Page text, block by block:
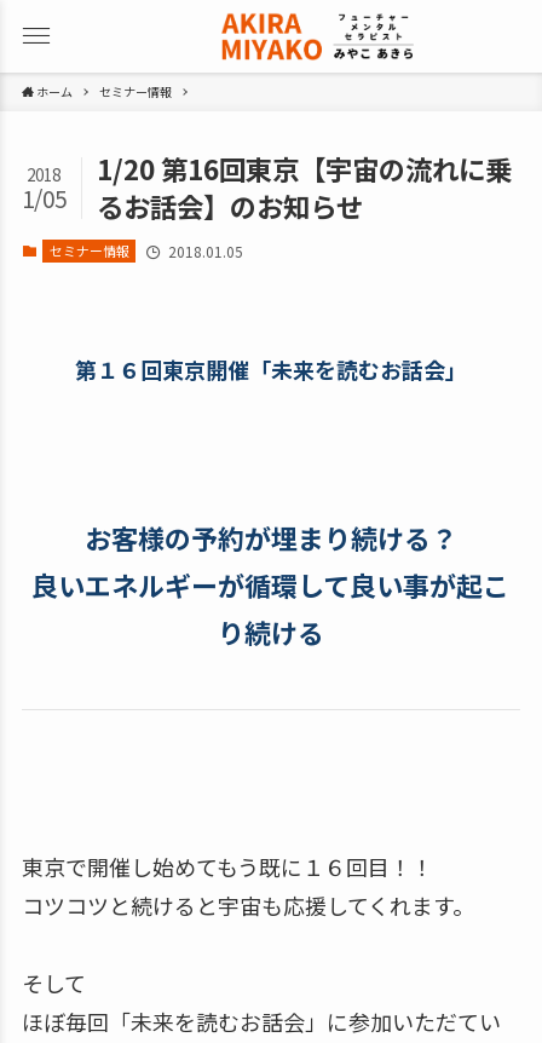
ホーム セミナー情報
1/20 第16回東京【宇宙の流れに乗
るお話会】のお知らせ
2018
1/05
セミナー情報 2018.01.05
第１６回東京開催「未来を読むお話会」
お客様の予約が埋まり続ける？
良いエネルギーが循環して良い事が起こ
り続ける
東京で開催し始めてもう既に１６回目！！
コツコツと続けると宇宙も応援してくれます。
そして
ほぼ毎回「未来を読むお話会」に参加いただてい